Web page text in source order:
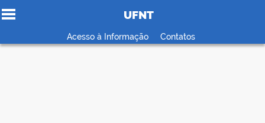
Ir para o conteúdo
UFNT
Acesso à Informação Contatos